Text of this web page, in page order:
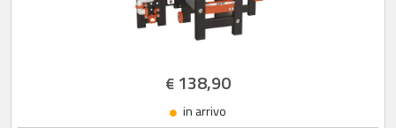
€ 138,90
in arrivo